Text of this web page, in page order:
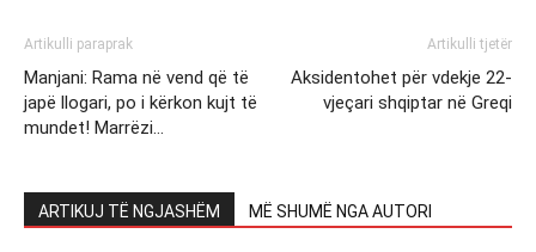
Artikulli paraprak
Manjani: Rama në vend që të
japë llogari, po i kërkon kujt të
mundet! Marrëzi…
Artikulli tjetër
Aksidentohet për vdekje 22-
vjeçari shqiptar në Greqi
ARTIKUJ TË NGJASHËM MË SHUMË NGA AUTORI